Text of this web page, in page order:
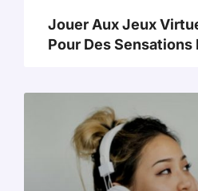
Jouer Aux Jeux
Pour Des Sensations